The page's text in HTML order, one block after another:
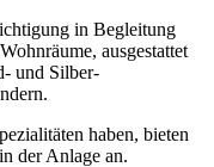
in Begleitung
ausgestattet
und Silber-
haben, bieten
der Anlage an.